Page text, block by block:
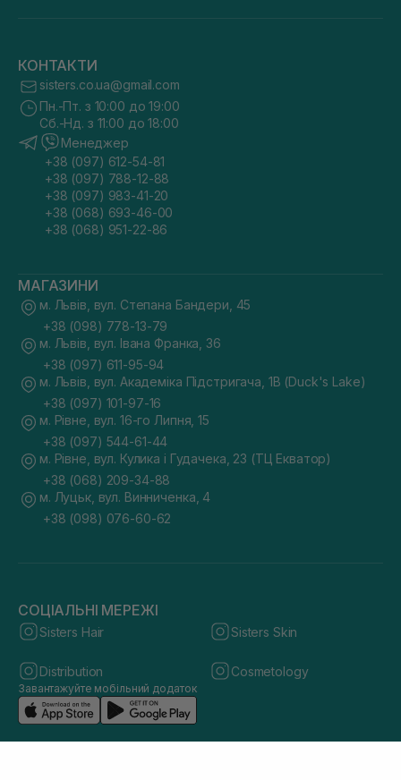
КОНТАКТИ
sisters.co.ua@gmail.com
Пн.-Пт. з 10:00 до 19:00
Сб.-Нд. з 11:00 до 18:00
Менеджер
+38 (097) 612-54-81
+38 (097) 788-12-88
+38 (097) 983-41-20
+38 (068) 693-46-00
+38 (068) 951-22-86
МАГАЗИНИ
м. Львів, вул. Степана Бандери, 45
+38 (098) 778-13-79
м. Львів, вул. Івана Франка, 36
+38 (097) 611-95-94
м. Львів, вул. Академіка Підстригача, 1В (Duck's Lake)
+38 (097) 101-97-16
м. Рівне, вул. 16-го Липня, 15
+38 (097) 544-61-44
м. Рівне, вул. Кулика і Гудачека, 23 (ТЦ Екватор)
+38 (068) 209-34-88
м. Луцьк, вул. Винниченка, 4
+38 (098) 076-60-62
СОЦІАЛЬНІ МЕРЕЖІ
Sisters Hair Sisters Skin
Distribution Cosmetology
Завантажуйте мобільний додаток